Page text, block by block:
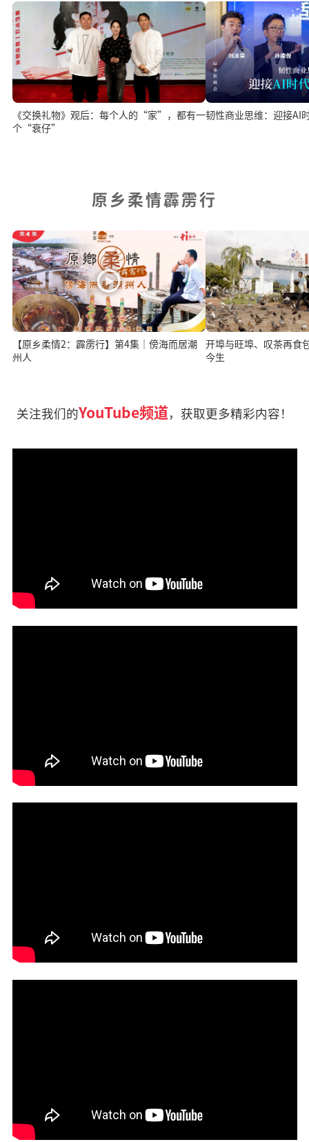
《交换礼物》观后：每个人的“家”，都有一
个“衰仔”
韧性商业思维：迎接AI
原乡柔情霹雳行
【原乡柔情2：霹雳行】第4集｜傍海而居潮
州人
开埠与旺埠、叹茶再食
今生
关注我们的YouTube频道，获取更多精彩内容！